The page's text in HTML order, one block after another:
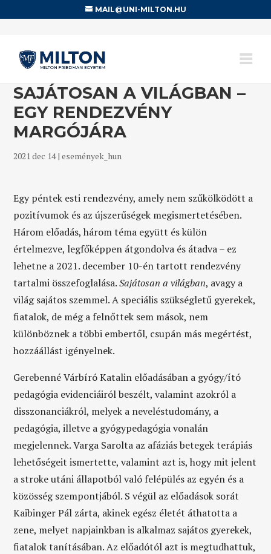
MAIL@UNI-MILTON.HU
SAJÁTOSAN A VILÁGBAN –
EGY RENDEZVÉNY
MARGÓJÁRA
2021 dec 14|események_hun
Egy péntek esti rendezvény, amely nem szűkölködött a
pozitívumok és az újszerűségek megismertetésében.
Három előadás, három téma együtt és külön
értelmezve, legfőképpen átgondolva és átadva – ez
lehetne a 2021. december 10-én tartott rendezvény
tartalmi összefoglalása.Sajátosan a világban, avagy a
világ sajátos szemmel. A speciális szükségletű gyerekek,
fiatalok, de még a felnőttek sem mások, nem
különböznek a többi embertől, csupán más megértést,
hozzáállást igényelnek.
Gerebenné Várbíró Katalin előadásában a gyógy/ító
pedagógia evidenciáiról beszélt, valamint azokról a
disszonanciákról, melyek a neveléstudomány, a
pedagógia, illetve a gyógypedagógia vonalán
megjelennek. Varga Sarolta az afáziás betegek terápiás
lehetőségeit ismertette, valamint azt is, hogy mit jelent
a stroke utáni állapotból való felépülés az egyén és a
közösség szempontjából. S végül az előadások sorát
Kaibinger Pál zárta, akinek egész életét áthatotta a
zene, melyet napjainkban is alkalmaz sajátos gyerekek,
fiatalok tanításában. Az előadótól azt is megtudhattuk,